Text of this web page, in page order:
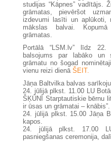
studijas “Kāpnes” vadītājs.
grāmatas, pievēršot
izdevumi lasīti un aplūkoti,
mākslas balvai.
grāmatas.
Portālā “LSM.lv” līdz
balsojums par labāko un
grāmatu no šogad
vienu reizi dienā ŠEIT.
Jāņa Baltvilka balvas
24. jūlijā plkst. 11.00 LU
ŠĶŪNĪ Starptautiskie bērnu
ir ūsas un grāmatai –
24. jūlijā plkst. 15.00 Jāņa
kapos.
24. jūlijā plkst. 17.00
pasniegšanas ceremonija,